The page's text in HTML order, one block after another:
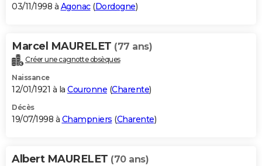
03/11/1998 à Agonac(Dordogne)
Marcel MAURELET (77 ans)
Créer une cagnotte obsèques
Naissance
12/01/1921 à la Couronne (Charente)
Décès
19/07/1998 à Champniers (Charente)
Albert MAURELET (70 ans)